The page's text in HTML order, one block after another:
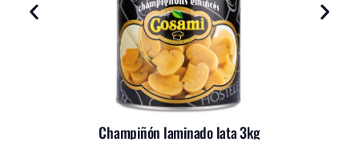
Champiñón laminado lata 3kg